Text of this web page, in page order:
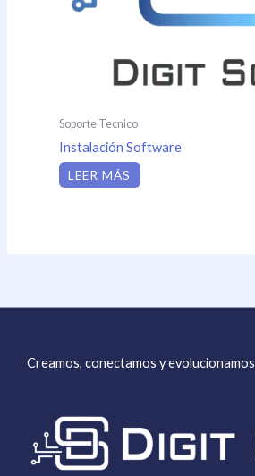
Soporte Tecnico
Instalación Software
LEER MÁS
Creamos, conectamos y evolucionamos